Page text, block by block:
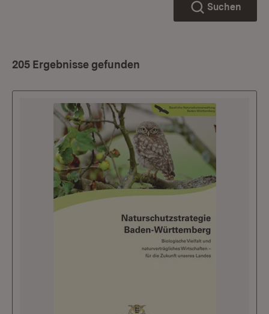
Suchen
205 Ergebnisse gefunden